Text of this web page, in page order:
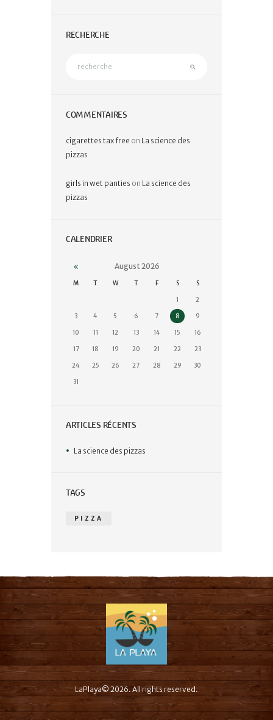
RECHERCHE
COMMENTAIRES
cigarettes tax free on La science des
pizzas
girls in wet panties on La science des
pizzas
CALENDRIER
August 2026
M T W T F S S
1 2
3 4 5 6 7 8 9
10 11 12 13 14 15 16
17 18 19 20 21 22 23
24 25 26 27 28 29 30
31
ARTICLES RÉCENTS
La science des pizzas
TAGS
PIZZA
LaPlaya© 2026. All rights reserved.